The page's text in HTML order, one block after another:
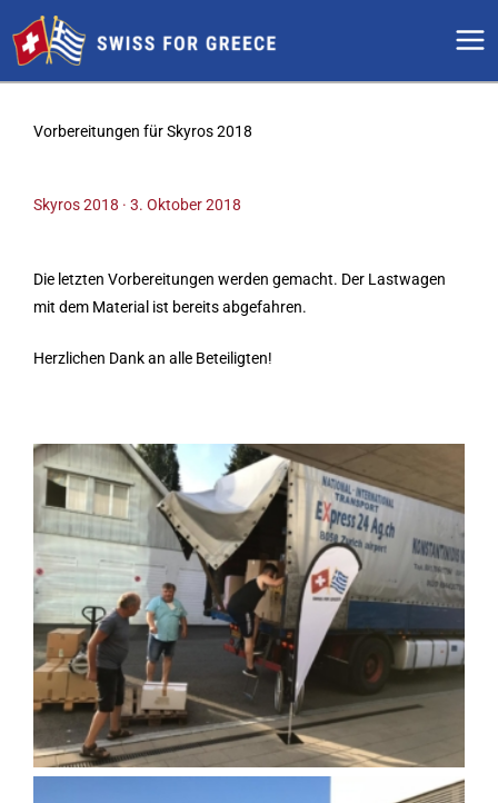
Inhalt
springen
Vorbereitungen für Skyros 2018
Skyros 2018 · 3. Oktober 2018
Die letzten Vorbereitungen werden gemacht. Der Lastwagen
mit dem Material ist bereits abgefahren.
Herzlichen Dank an alle Beteiligten!